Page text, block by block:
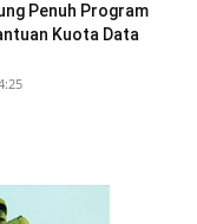
Penuh Program
Kuota Data